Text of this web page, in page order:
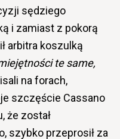
sędziego
i zamiast z pokorą
arbitra koszulką
te same,
na forach,
szczęście Cassano
że został
szybko przeprosił za